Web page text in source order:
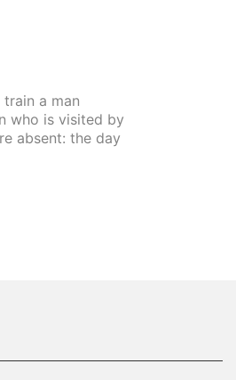
a man
who is visited by
absent: the day